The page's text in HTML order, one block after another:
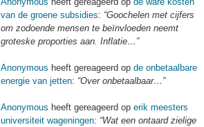
van de groene subsidies: “Goochelen met cijfers
om zodoende mensen te beïnvloeden neemt
groteske proporties aan. Inflatie…”
Anonymous heeft gereageerd op de onbetaalbare
energie van jetten: “Over onbetaalbaar…”
Anonymous heeft gereageerd op erik meesters
universiteit wageningen: “Wat een ontaard zielige